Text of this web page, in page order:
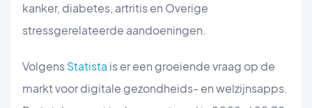
kanker, diabetes, artritis en Overige
stressgerelateerde aandoeningen.
VolgensStatista is er een groeiende vraag op de
markt voor digitale gezondheids- en welzijnsapps.